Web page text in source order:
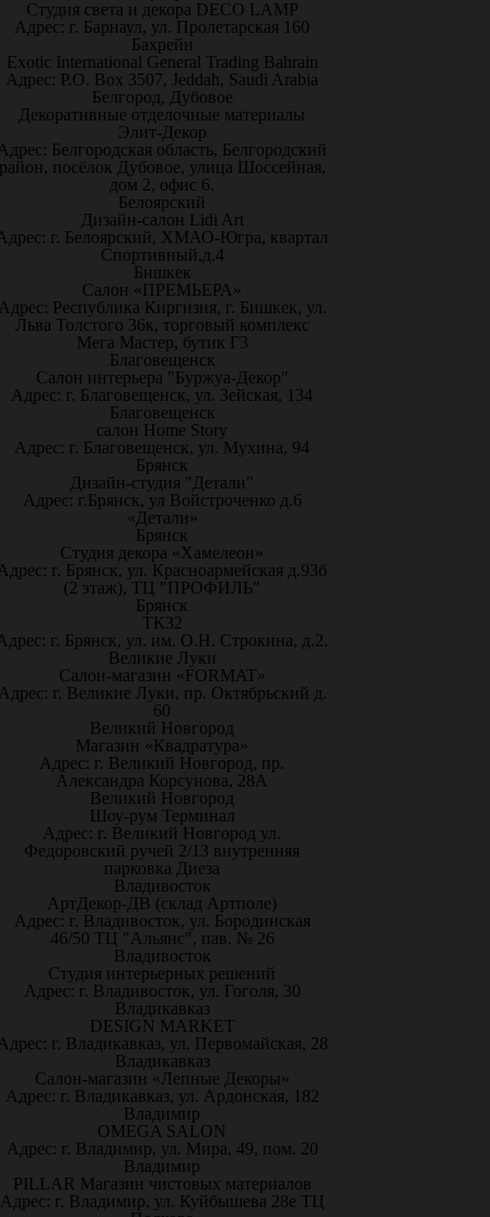
Студия света и декора DECO LAMP
Адрес: г. Барнаул, ул. Пролетарская 160
Бахрейн
Exotic International General Trading Bahrain
Адрес: P.O. Box 3507, Jeddah, Saudi Arabia
Белгород, Дубовое
Декоративные отделочные материалы
Элит-Декор
Белгородская область, Белгородский
посёлок Дубовое, улица Шоссейная,
дом 2, офис 6.
Белоярский
Дизайн-салон Lidi Art
г. Белоярский, ХМАО-Югра, квартал
Спортивный,д.4
Бишкек
Салон «ПРЕМЬЕРА»
Республика Киргизия, г. Бишкек, ул.
Льва Толстого 36к, торговый комплекс
Мега Мастер, бутик Г3
Благовещенск
Салон интерьера "Буржуа-Декор"
Адрес: г. Благовещенск, ул. Зейская, 134
Благовещенск
салон Home Story
Адрес: г. Благовещенск, ул. Мухина, 94
Брянск
Дизайн-студия "Детали"
Адрес: г.Брянск, ул Войстроченко д.6
«Детали»
Брянск
Студия декора «Хамелеон»
г. Брянск, ул. Красноармейская д.93б
(2 этаж), ТЦ "ПРОФИЛЬ"
Брянск
ТК32
г. Брянск, ул. им. О.Н. Строкина, д.2.
Великие Луки
Салон-магазин «FORMAT»
г. Великие Луки, пр. Октябрьский д.
60
Великий Новгород
Магазин «Квадратура»
Адрес: г. Великий Новгород, пр.
Александра Корсунова, 28А
Великий Новгород
Шоу-рум Терминал
Адрес: г. Великий Новгород ул.
Федоровский ручей 2/13 внутренняя
парковка Диеза
Владивосток
АртДекор-ДВ (склад Артполе)
Адрес: г. Владивосток, ул. Бородинская
46/50 ТЦ "Альянс", пав. № 26
Владивосток
Студия интерьерных решений
Адрес: г. Владивосток, ул. Гоголя, 30
Владикавказ
DESIGN MARKET
г. Владикавказ, ул. Первомайская, 28
Владикавказ
Салон-магазин «Лепные Декоры»
Адрес: г. Владикавказ, ул. Ардонская, 182
Владимир
OMEGA SALON
Адрес: г. Владимир, ул. Мира, 49, пом. 20
Владимир
PILLAR Магазин чистовых материалов
Адрес: г. Владимир, ул. Куйбышева 28е ТЦ